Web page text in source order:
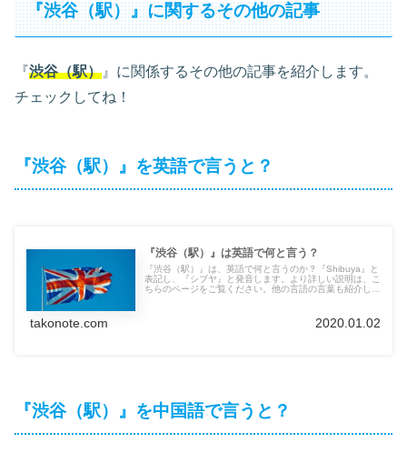
『渋谷（駅）』に関するその他の記事
『渋谷（駅） 』に関係するその他の記事を紹介します。
チェックしてね！
『渋谷（駅）』を英語で言うと？
『渋谷（駅）』は英語で何と言う？
『渋谷（駅）』は、英語で何と言うのか？『Shibuya』と
表記し、『シブヤ』と発音します。より詳しい説明は、こ
ちらのページをご覧ください。他の言語の言葉も紹介して
takonote.com 2020.01.02
『渋谷（駅）』を中国語で言うと？